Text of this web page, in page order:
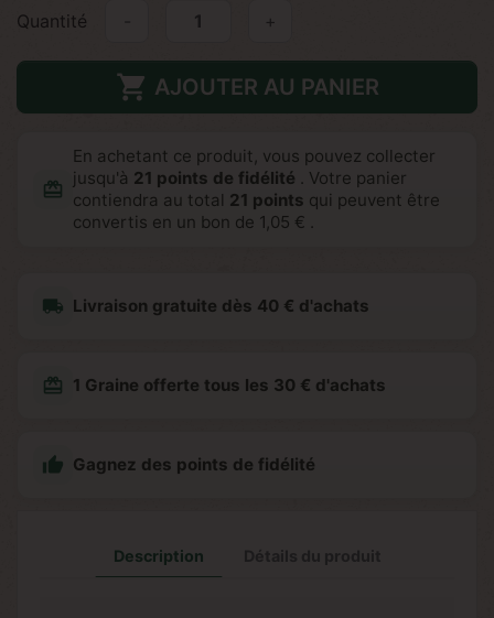
Quantité +
 AJOUTER AU PANIER
redeem
En achetant ce produit, vous pouvez collecter
jusqu'à 21 points de fidélité . Votre panier
contiendra au total 21 points qui peuvent être
convertis en un bon de 1,05 € .
local_shipping Livraison gratuite dès 40 € d'achats
redeem 1 Graine offerte tous les 30 € d'achats
 Gagnez des points de fidélité
Description